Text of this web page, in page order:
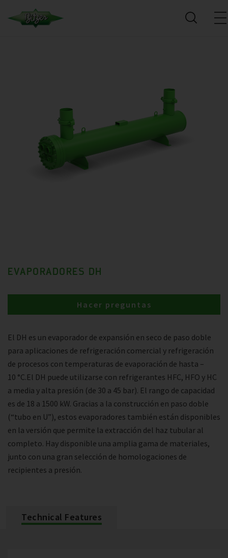
EVAPORADORES DH
El DH es un evaporador de expansión en seco de paso doble
para aplicaciones de refrigeración comercial y refrigeración
de procesos con temperaturas de evaporación de hasta –
10 °C.El DH puede utilizarse con refrigerantes HFC, HFO y HC
a media y alta presión (de 30 a 45 bar). El rango de capacidad
es de 18 a 1500 kW. Gracias a la construcción en paso doble
(“tubo en U”), estos evaporadores también están disponibles
en la versión que permite la extracción del haz tubular al
completo. Hay disponible una amplia gama de materiales,
junto con una gran selección de homologaciones de
recipientes a presión.
Hacer preguntas
Technical Features